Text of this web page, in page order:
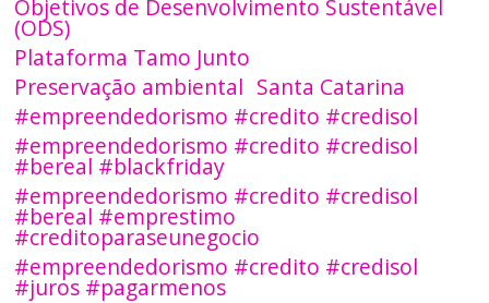
Objetivos de Desenvolvimento Sustentável
(ODS)
Plataforma Tamo Junto
Preservação ambiental Santa Catarina
#empreendedorismo #credito #credisol
#empreendedorismo #credito #credisol
#bereal #blackfriday
#empreendedorismo #credito #credisol
#bereal #emprestimo
#creditoparaseunegocio
#empreendedorismo #credito #credisol
#juros #pagarmenos